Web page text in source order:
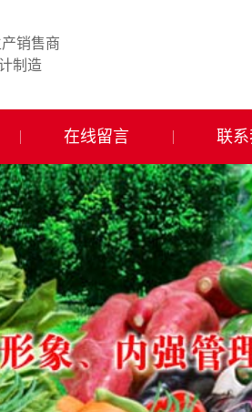
销售商
制造
在线留言 联系